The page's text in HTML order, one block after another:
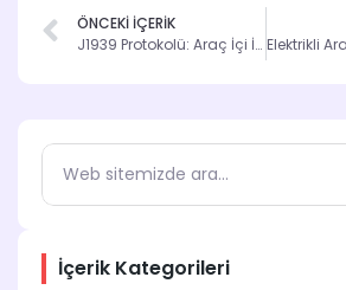
İçerik Kategorileri
ÖNCEKİ İÇERİK
J1939 Protokolü: Araç İçi İletişimde Yeni Bir Dönem